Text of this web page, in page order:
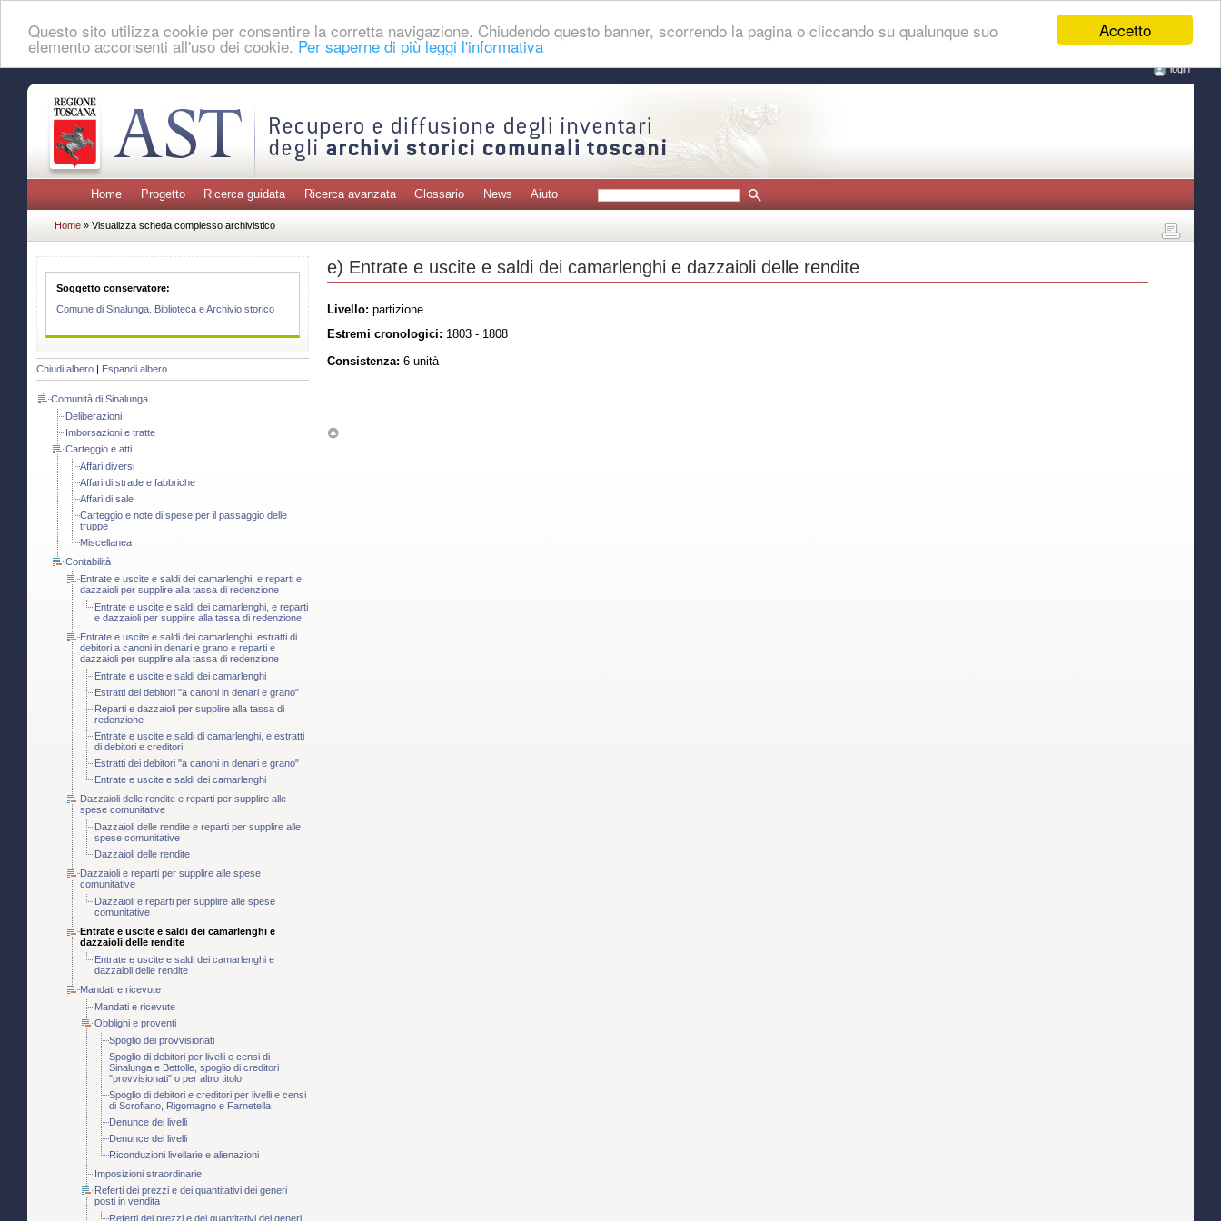
Accetto
Questo sito utilizza cookie per consentire la corretta navigazione. Chiudendo questo banner, scorrendo la pagina o cliccando su qualunque suo
elemento acconsenti all'uso dei cookie. Per saperne di più leggi l'informativa
login
Home Progetto Ricerca guidata Ricerca avanzata Glossario News Aiuto
Home » Visualizza scheda complesso archivistico
Soggetto conservatore:
Comune di Sinalunga. Biblioteca e Archivio storico
Chiudi albero Espandi albero
Comunità di Sinalunga
Deliberazioni
Imborsazioni e tratte
Carteggio e atti
Affari diversi
Affari di strade e fabbriche
Affari di sale
Carteggio e note di spese per il passaggio delle
truppe
Miscellanea
Contabilità
Entrate e uscite e saldi dei camarlenghi, e reparti e
dazzaioli per supplire alla tassa di redenzione
Entrate e uscite e saldi dei camarlenghi, e reparti
e dazzaioli per supplire alla tassa di redenzione
Entrate e uscite e saldi dei camarlenghi, estratti di
debitori a canoni in denari e grano e reparti e
dazzaioli per supplire alla tassa di redenzione
Entrate e uscite e saldi dei camarlenghi
Estratti dei debitori "a canoni in denari e grano"
Reparti e dazzaioli per supplire alla tassa di
redenzione
Entrate e uscite e saldi di camarlenghi, e estratti
di debitori e creditori
Estratti dei debitori "a canoni in denari e grano"
Entrate e uscite e saldi dei camarlenghi
Dazzaioli delle rendite e reparti per supplire alle
spese comunitative
Dazzaioli delle rendite e reparti per supplire alle
spese comunitative
Dazzaioli delle rendite
Dazzaioli e reparti per supplire alle spese
comunitative
Dazzaioli e reparti per supplire alle spese
comunitative
Entrate e uscite e saldi dei camarlenghi e
dazzaioli delle rendite
Entrate e uscite e saldi dei camarlenghi e
dazzaioli delle rendite
Mandati e ricevute
Mandati e ricevute
Obblighi e proventi
Spoglio dei provvisionati
Spoglio di debitori per livelli e censi di
Sinalunga e Bettolle, spoglio di creditori
"provvisionati" o per altro titolo
Spoglio di debitori e creditori per livelli e censi
di Scrofiano, Rigomagno e Farnetella
Denunce dei livelli
Denunce dei livelli
Riconduzioni livellarie e alienazioni
Imposizioni straordinarie
Referti dei prezzi e dei quantitativi dei generi
posti in vendita
Referti dei prezzi e dei quantitativi dei generi
e) Entrate e uscite e saldi dei camarlenghi e dazzaioli delle rendite
Livello: partizione
Estremi cronologici: 1803 - 1808
Consistenza: 6 unità